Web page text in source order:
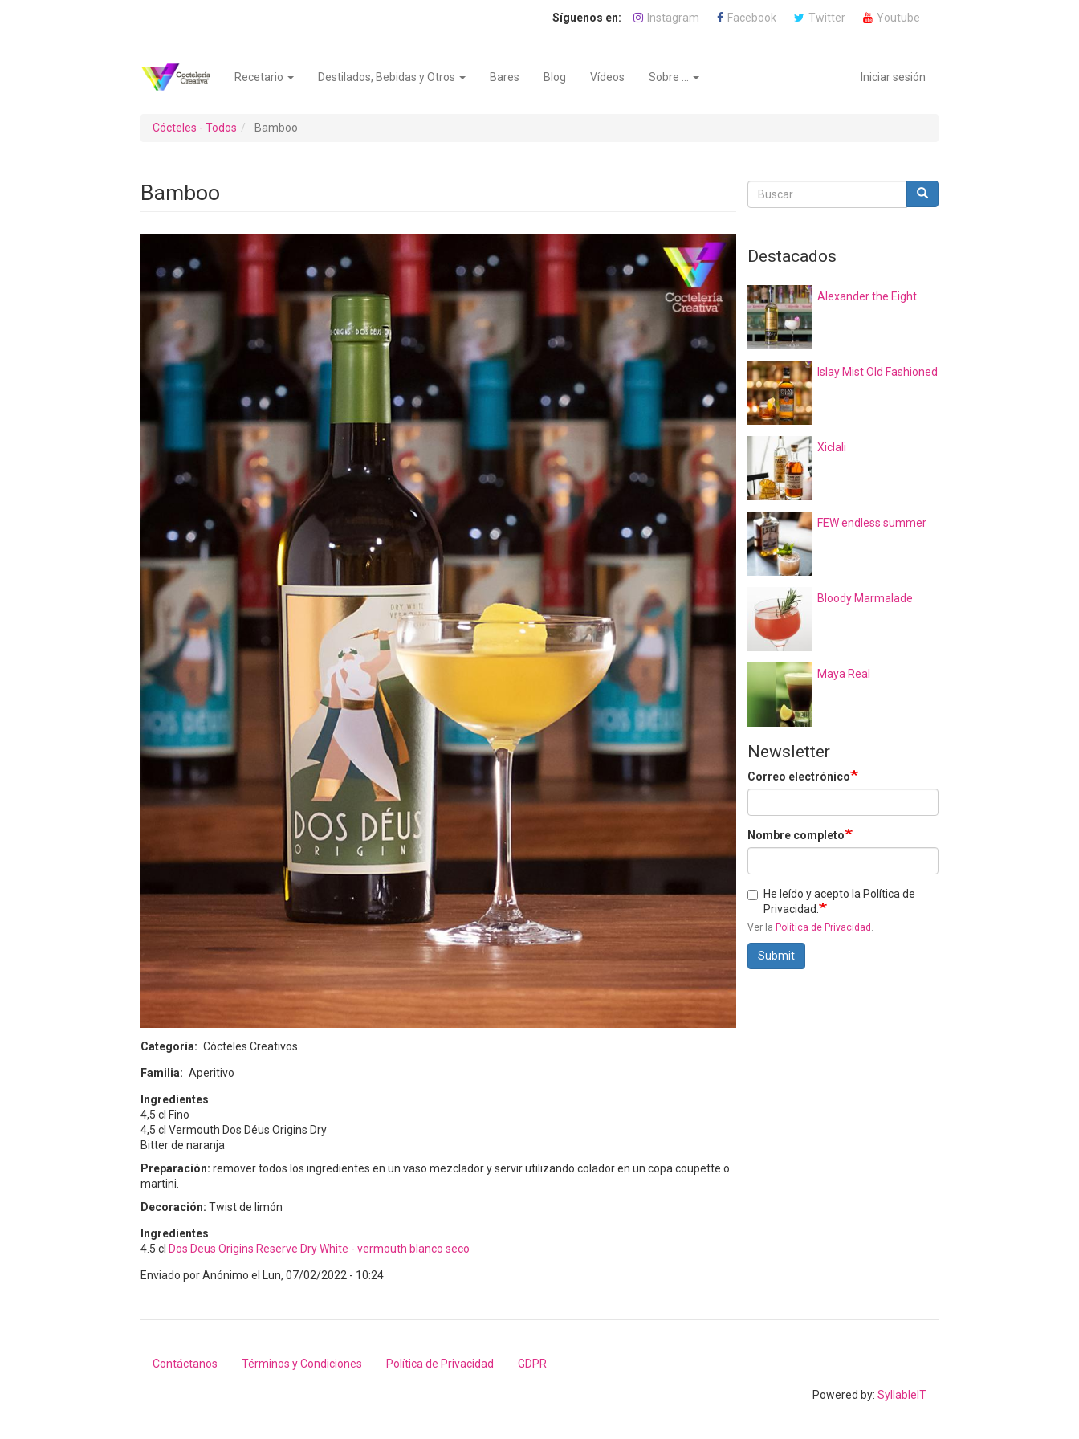
Instagram Facebook Twitter Youtube
NavegaciónRecetario Destilados, Bebidas y Otros Bares Blog Vídeos Sobre ...
Menú
cuenta
de
Iniciar sesión
Cócteles - Todos Bamboo
Bamboo
Categoría Cócteles Creativos
Familia Aperitivo
Ingredientes
4,5 cl Fino
4,5 cl Vermouth Dos Déus Origins Dry
Bitter de naranja
Preparación: remover todos los ingredientes en un vaso mezclador y servir utilizando colador en un copa coupette o
martini.
Decoración: Twist de limón
Ingredientes
4.5 cl Dos Deus Origins Reserve Dry White - vermouth blanco seco
Enviado porAnónimo el Lun, 07/02/2022 - 10:24
Buscar
Buscar Buscar
Destacados
Alexander the Eight
Islay Mist Old Fashioned
Xiclali
FEW endless summer
Bloody Marmalade
Maya Real
Newsletter
Correo electrónico
Nombre completo
He leído y acepto la Política de
Privacidad.
Ver la Política de Privacidad .
Submit
Footer
Contáctanos Términos y Condiciones Política de Privacidad GDPR
Powered by: SyllableIT